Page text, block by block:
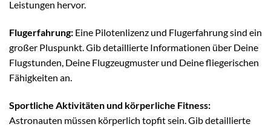
Leistungen hervor.
Flugerfahrung: Eine Pilotenlizenz und Flugerfahrung sind ein
großer Pluspunkt. Gib detaillierte Informationen über Deine
Flugstunden, Deine Flugzeugmuster und Deine fliegerischen
Fähigkeiten an.
Sportliche Aktivitäten und körperliche Fitness:
Astronauten müssen körperlich topfit sein. Gib detaillierte